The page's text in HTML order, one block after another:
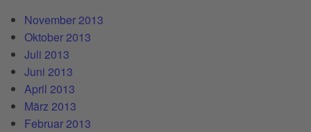
November 2013
Oktober 2013
Juli 2013
Juni 2013
April 2013
März 2013
Februar 2013